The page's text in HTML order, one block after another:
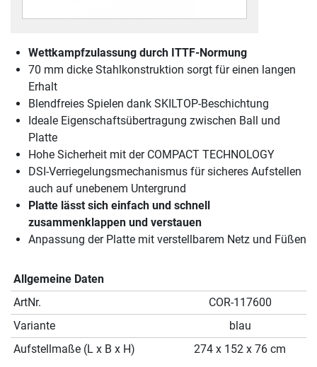
Wettkampfzulassung durch ITTF-Normung
70 mm dicke Stahlkonstruktion sorgt für einen langen
Erhalt
Blendfreies Spielen dank SKILTOP-Beschichtung
Ideale Eigenschaftsübertragung zwischen Ball und
Platte
Hohe Sicherheit mit der COMPACT TECHNOLOGY
DSI-Verriegelungsmechanismus für sicheres Aufstellen
auch auf unebenem Untergrund
Platte lässt sich einfach und schnell
zusammenklappen und verstauen
Anpassung der Platte mit verstellbarem Netz und Füßen
Allgemeine Daten
ArtNr.
COR-117600
Variante
blau
Aufstellmaße (L x B x H)
274 x 152 x 76 cm